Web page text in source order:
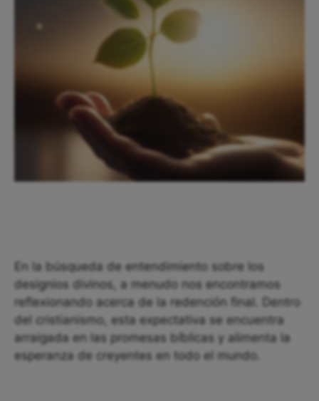
En la búsqueda de entendimiento sobre los
designios divinos, a menudo nos encontramos
reflexionando acerca de la redención final. Dentro
del cristianismo, esta expectativa se encuentra
arraigada en las promesas bíblicas y alimenta la
esperanza de creyentes en todo el mundo.